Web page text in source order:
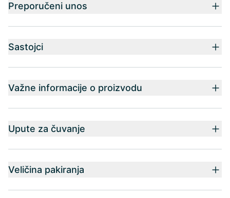
Preporučeni unos
Sastojci
Važne informacije o proizvodu
Upute za čuvanje
Veličina pakiranja